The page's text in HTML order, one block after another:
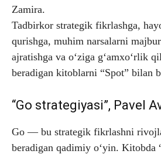
Zamira.
Tadbirkor strategik fikrlashga,
qurishga, muhim narsalarni
ajratishga va o‘ziga g‘amxo‘rlik
beradigan kitoblarni “Spot” bilan
“Go strategiyasi”, Pavel
Go — bu strategik fikrlashni
beradigan qadimiy o‘yin. Kitobda